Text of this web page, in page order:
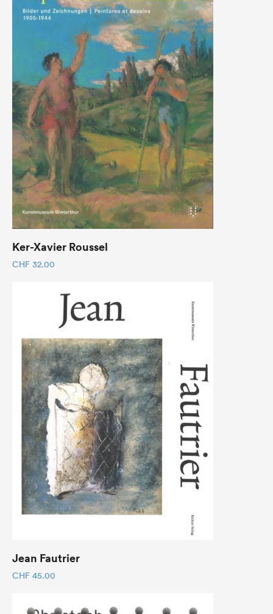
Ker-Xavier Roussel
CHF 32.00
Jean Fautrier
CHF 45.00